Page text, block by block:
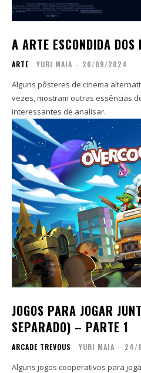
Contato
Zine
Autores
Sobre
Contato
Filmes
Sobre
Blog
Portfólio
Contato
Copyright © 2025
Contato
Zine
Autores
Sobre
Contato
Filmes
Sobre
Blog
Portfólio
Contato
Copyright © 2025
A ARTE ESCONDIDA DOS
ARTE YURI MAIA - 20/09/2024
Alguns pôsteres de cinema
vezes, mostram outras essências
interessantes de analisar.
JOGOS PARA JOGAR
SEPARADO) – PARTE 1
ARCADE TREVOUS YURI MAIA - 24/
Alguns jogos cooperativos para